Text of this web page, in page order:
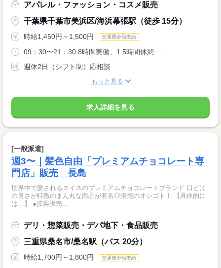
アパレル・ファッション・コスメ販売
千葉県千葉市美浜区/海浜幕張駅（徒歩 15分）
時給1,450円～1,500円 交通費全額支給
09：30〜21：30 8時間実働、1.5時間休憩 ...
週休2日（シフト制）応相談
もっと見る
求人詳細を見る
[一般派遣]
週3〜｜髪色自由「プレミアムチョコレート専
門店」販売 長島
世界中で愛されるスイスのプレミアムチョコレートブランド 口どけ
の良さが特徴のまん丸な商品が有名◎販売のオシゴト！ 【具体的に
は…】 ●接客販売...
デリ・惣菜販売・デパ地下・食品販売
三重県桑名市/桑名駅（バス 20分）
時給1,700円～1,800円 交通費全額支給